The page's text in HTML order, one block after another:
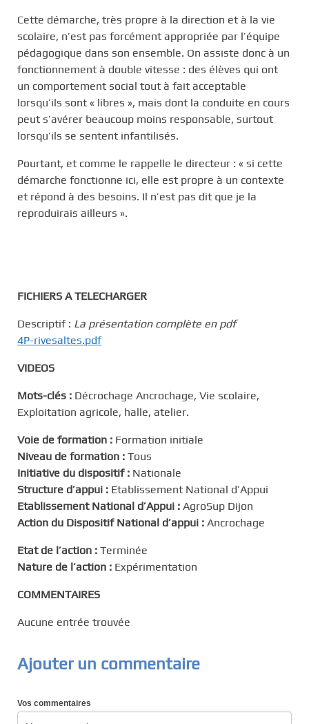
Cette démarche, très propre à la direction et à la vie
scolaire, n’est pas forcément appropriée par l’équipe
pédagogique dans son ensemble. On assiste donc à un
fonctionnement à double vitesse : des élèves qui ont
un comportement social tout à fait acceptable
lorsqu’ils sont « libres », mais dont la conduite en cours
peut s’avérer beaucoup moins responsable, surtout
lorsqu’ils se sentent infantilisés.
Pourtant, et comme le rappelle le directeur : « si cette
démarche fonctionne ici, elle est propre à un contexte
et répond à des besoins. Il n’est pas dit que je la
reproduirais ailleurs ».
FICHIERS A TELECHARGER
Descriptif : La présentation complète en pdf
4P-rivesaltes.pdf
VIDEOS
Mots-clés : Décrochage Ancrochage, Vie scolaire,
Exploitation agricole, halle, atelier.
Voie de formation : Formation initiale
Niveau de formation : Tous
Initiative du dispositif : Nationale
Structure d’appui : Etablissement National d’Appui
Etablissement National d’Appui : AgroSup Dijon
Action du Dispositif National d’appui : Ancrochage
Etat de l’action : Terminée
Nature de l’action : Expérimentation
COMMENTAIRES
Aucune entrée trouvée
Ajouter un commentaire
Vos commentaires